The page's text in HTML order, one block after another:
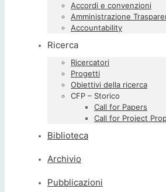
Accordi e convenzioni
Amministrazione
Accountability
Ricerca
Ricercatori
Progetti
Obiettivi della ricerca
CFP – Storico
Call for Papers
Call for Project
Biblioteca
Archivio
Pubblicazioni